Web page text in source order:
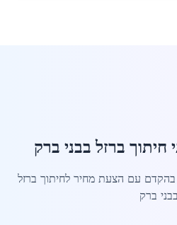
חיתוך ברזל בבני ברק
בהקדם עם הצעת מחיר לחיתוך ברזל
בבני ברק